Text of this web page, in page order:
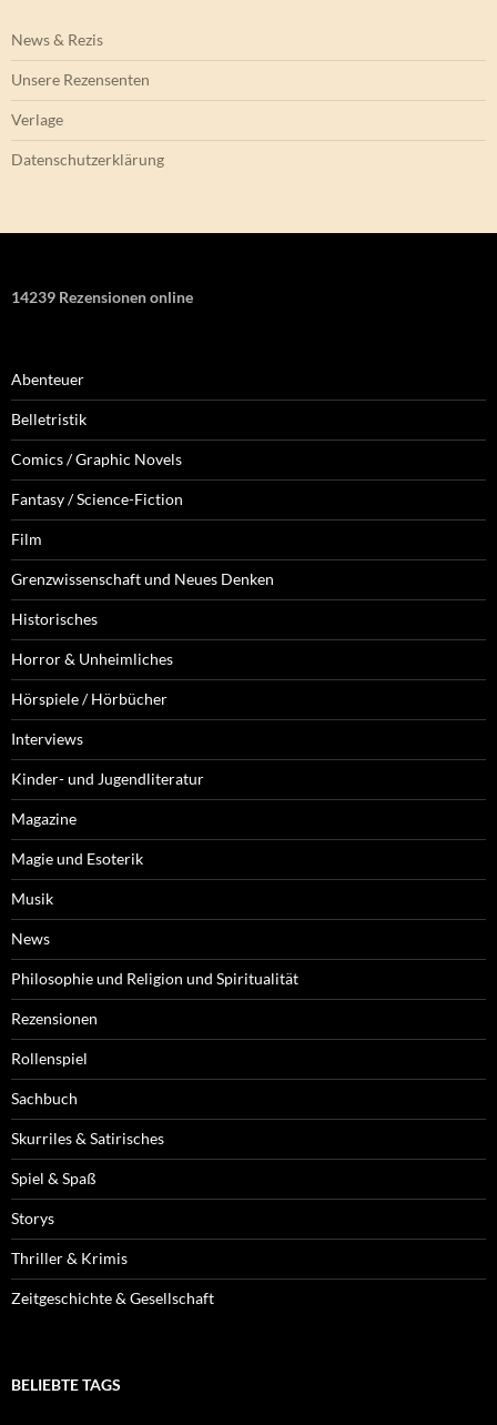
News & Rezis
Unsere Rezensenten
Verlage
Datenschutzerklärung
14239 Rezensionen online
Abenteuer
Belletristik
Comics / Graphic Novels
Fantasy / Science-Fiction
Film
Grenzwissenschaft und Neues Denken
Historisches
Horror & Unheimliches
Hörspiele / Hörbücher
Interviews
Kinder- und Jugendliteratur
Magazine
Magie und Esoterik
Musik
News
Philosophie und Religion und Spiritualität
Rezensionen
Rollenspiel
Sachbuch
Skurriles & Satirisches
Spiel & Spaß
Storys
Thriller & Krimis
Zeitgeschichte & Gesellschaft
BELIEBTE TAGS